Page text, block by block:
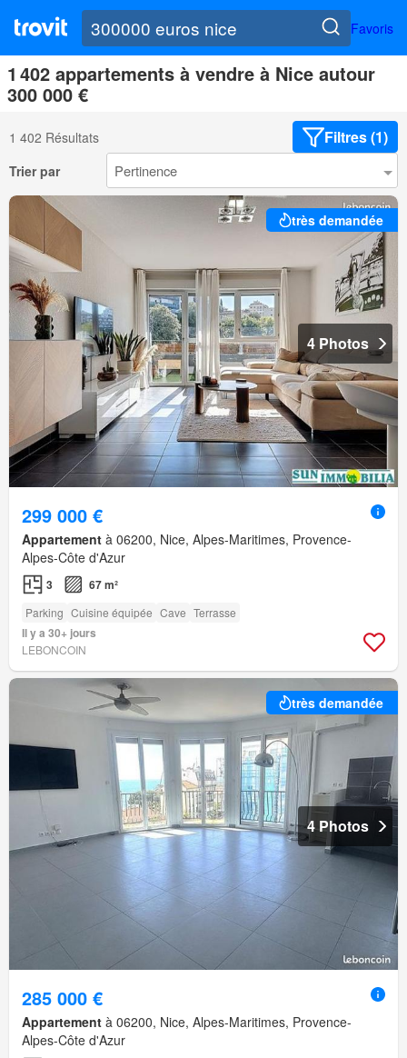
Favoris
1 402 appartements à vendre à Nice autour
300 000 €
1 402 Résultats Filtres (1)
Trier par
très demandée
4 Photos
299 000 €
Appartement à 06200, Nice, Alpes-Maritimes, Provence-
Alpes-Côte d'Azur
3 67 m²
Parking Cuisine équipée Cave Terrasse
Il y a 30+ jours
LEBONCOIN
très demandée
4 Photos
285 000 €
Appartement à 06200, Nice, Alpes-Maritimes, Provence-
Alpes-Côte d'Azur